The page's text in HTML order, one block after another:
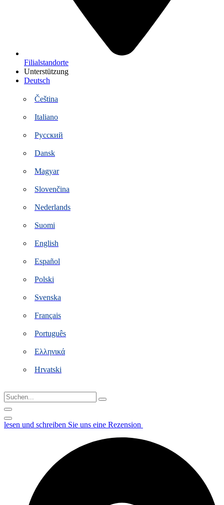
Filialstandorte
Unterstützung
Deutsch
Čeština
Italiano
Русский
Dansk
Magyar
Slovenčina
Nederlands
Suomi
English
Español
Polski
Svenska
Français
Português
Ελληνικά
Hrvatski
Suchen...
lesen und schreiben Sie uns eine Rezension